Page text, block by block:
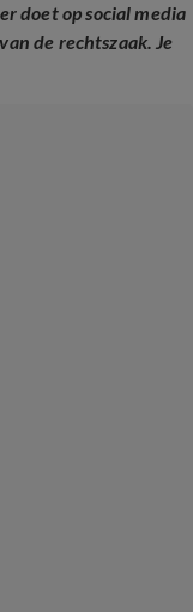
doet op social media
de rechtszaak. Je